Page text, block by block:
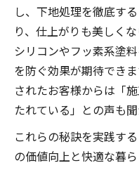
し、下地処理を徹底す
り、仕上がりも美しく
シリコンやフッ素系塗
を防ぐ効果が期待でき
されたお客様からは「
たれている」との声も聞
これらの秘訣を実践す
の価値向上と快適な暮ら